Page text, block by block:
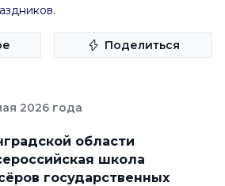
Поделиться
2026 года
области
школа
государственных